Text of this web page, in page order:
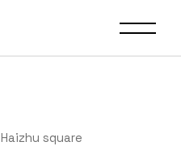
Haizhu square